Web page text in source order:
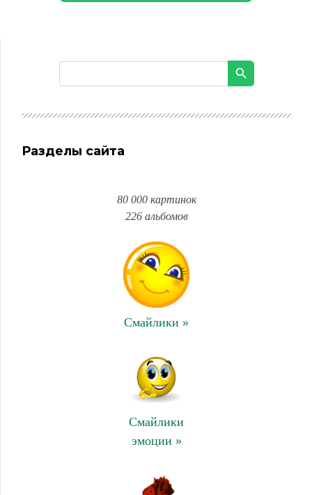
Разделы сайта
80 000 картинок
226 альбомов
Смайлики »
Смайлики
эмоции »